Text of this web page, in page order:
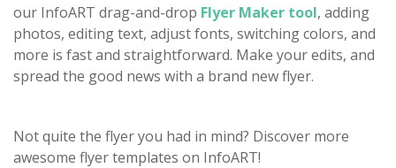
our InfoART drag-and-drop Flyer Maker tool, adding
photos, editing text, adjust fonts, switching colors, and
more is fast and straightforward. Make your edits, and
spread the good news with a brand new flyer.
Not quite the flyer you had in mind? Discover more
awesome flyer templates on InfoART!